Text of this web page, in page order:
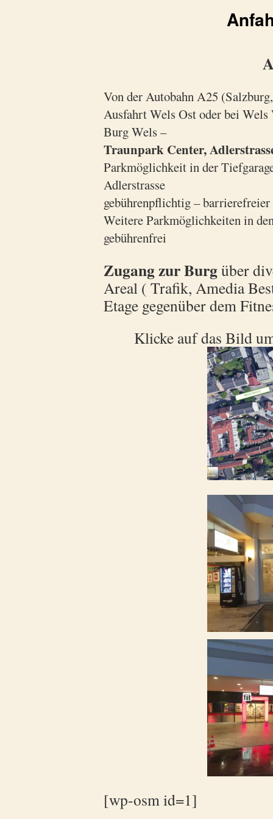
Von der Autobahn A25
Ausfahrt Wels Ost oder bei
Burg Wels –
Traunpark Center,
Parkmöglichkeit in der
Adlerstrasse
gebührenpflichtig –
Weitere Parkmöglichkeiten in
gebührenfrei
Zugang zur Burgüber
Areal ( Trafik, Amedia
Etage gegenüber dem
Klicke auf das Bild
[wp-osm id=1]